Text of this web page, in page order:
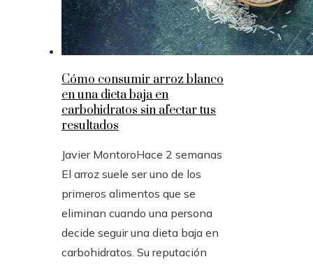
Cómo consumir arroz blanco
en una dieta baja en
carbohidratos sin afectar tus
resultados
Javier MontoroHace 2 semanas
El arroz suele ser uno de los
primeros alimentos que se
eliminan cuando una persona
decide seguir una dieta baja en
carbohidratos. Su reputación